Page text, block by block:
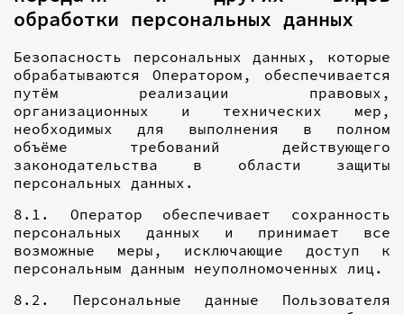
обработки персональных данных
Безопасность персональных данных, которые
обрабатываются Оператором, обеспечивается
путём реализации правовых,
организационных и технических мер,
необходимых для выполнения в полном
объёме требований действующего
законодательства в области защиты
персональных данных.
8.1. Оператор обеспечивает сохранность
персональных данных и принимает все
возможные меры, исключающие доступ к
персональным данным неуполномоченных лиц.
8.2. Персональные данные Пользователя